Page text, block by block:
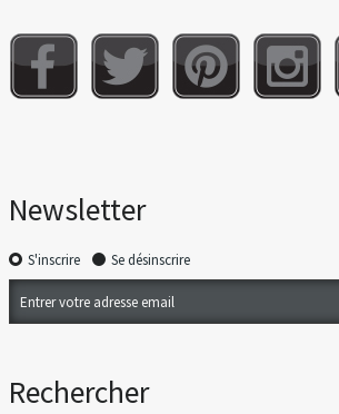
Newsletter
S'inscrire Se désinscrire
Rechercher